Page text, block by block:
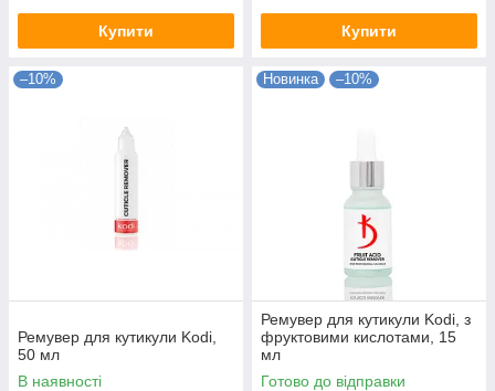
Купити Купити
–10%
Ремувер для кутикули Kodi,
50 мл
В наявності
Новинка –10%
Ремувер для кутикули Kodi, з
фруктовими кислотами, 15
мл
Готово до відправки